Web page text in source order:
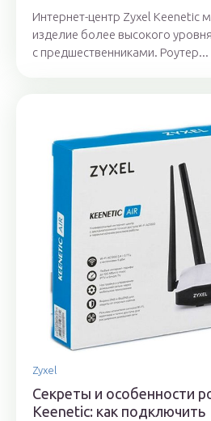
Интернет-центр Zyxel Keenetic
изделие более высокого
с предшественниками. Роутер...
Zyxel
Секреты и особенности
Keenetic: как подключить